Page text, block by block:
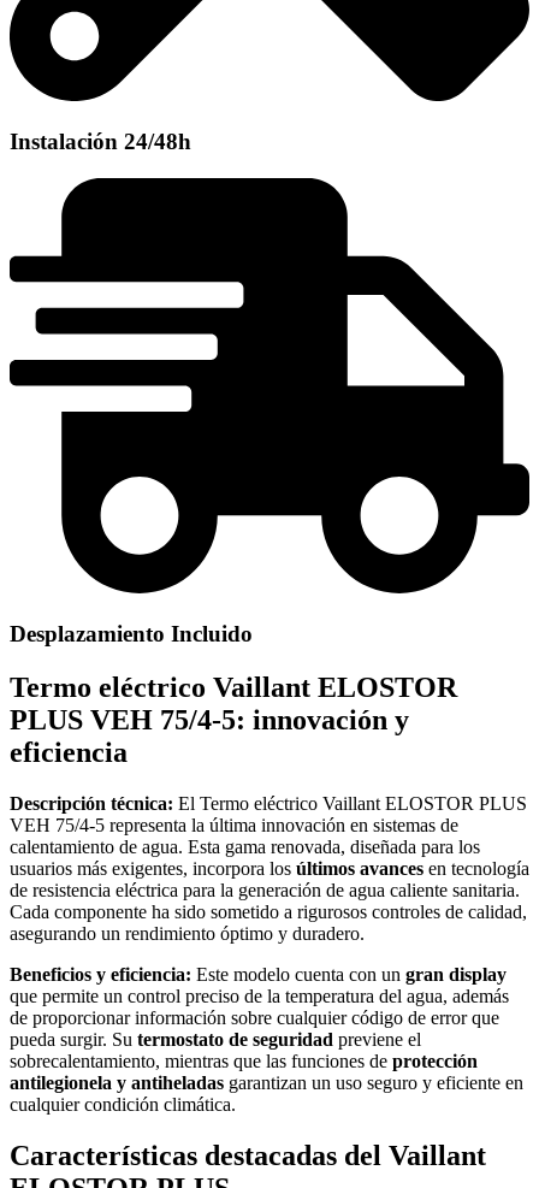
Instalación 24/48h
Desplazamiento Incluido
Termo eléctrico Vaillant ELOSTOR
PLUS VEH 75/4-5: innovación y
eficiencia
Descripción técnica: El Termo eléctrico Vaillant ELOSTOR PLUS
VEH 75/4-5 representa la última innovación en sistemas de
calentamiento de agua. Esta gama renovada, diseñada para los
usuarios más exigentes, incorpora los últimos avances en tecnología
de resistencia eléctrica para la generación de agua caliente sanitaria.
Cada componente ha sido sometido a rigurosos controles de calidad,
asegurando un rendimiento óptimo y duradero.
Beneficios y eficiencia: Este modelo cuenta con un gran display
que permite un control preciso de la temperatura del agua, además
de proporcionar información sobre cualquier código de error que
pueda surgir. Su termostato de seguridad previene el
sobrecalentamiento, mientras que las funciones de protección
antilegionela y antiheladas garantizan un uso seguro y eficiente en
cualquier condición climática.
Características destacadas del Vaillant